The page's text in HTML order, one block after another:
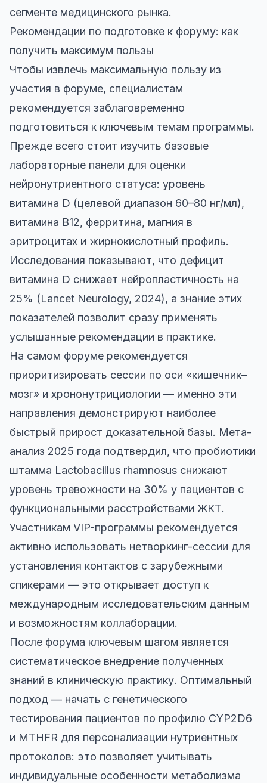
сегменте медицинского рынка.
Рекомендации по подготовке к форуму: как
получить максимум пользы
Чтобы извлечь максимальную пользу из
участия в форуме, специалистам
рекомендуется заблаговременно
подготовиться к ключевым темам программы.
Прежде всего стоит изучить базовые
лабораторные панели для оценки
нейронутриентного статуса: уровень
витамина D (целевой диапазон 60–80 нг/мл),
витамина B12, ферритина, магния в
эритроцитах и жирнокислотный профиль.
Исследования показывают, что дефицит
витамина D снижает нейропластичность на
25% (Lancet Neurology, 2024), а знание этих
показателей позволит сразу применять
услышанные рекомендации в практике.
На самом форуме рекомендуется
приоритизировать сессии по оси «кишечник–
мозг» и хрононутрициологии — именно эти
направления демонстрируют наиболее
быстрый прирост доказательной базы. Мета-
анализ 2025 года подтвердил, что пробиотики
штамма Lactobacillus rhamnosus снижают
уровень тревожности на 30% у пациентов с
функциональными расстройствами ЖКТ.
Участникам VIP-программы рекомендуется
активно использовать нетворкинг-сессии для
установления контактов с зарубежными
спикерами — это открывает доступ к
международным исследовательским данным
и возможностям коллаборации.
После форума ключевым шагом является
систематическое внедрение полученных
знаний в клиническую практику. Оптимальный
подход — начать с генетического
тестирования пациентов по профилю CYP2D6
и MTHFR для персонализации нутриентных
протоколов: это позволяет учитывать
индивидуальные особенности метаболизма